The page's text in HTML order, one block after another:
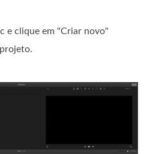
e clique em "Criar novo"